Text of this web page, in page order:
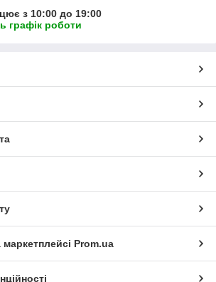
з 10:00 до 19:00
графік роботи
Prom.ua